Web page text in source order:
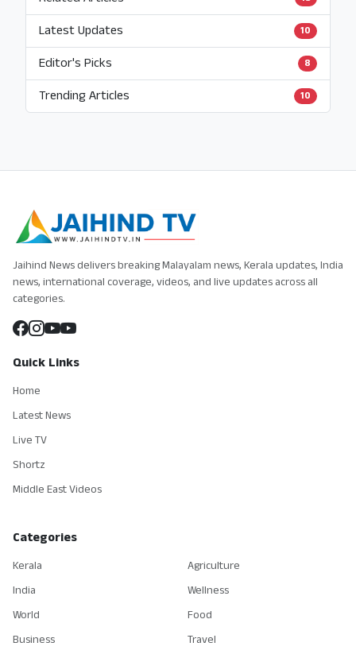
Latest Updates 10
Editor's Picks 8
Trending Articles 10
Jaihind News delivers breaking Malayalam news, Kerala updates, India
news, international coverage, videos, and live updates across all
categories.
Quick Links
Home
Latest News
Live TV
Shortz
Middle East Videos
Categories
Kerala
India
World
Business
Agriculture
Wellness
Food
Travel